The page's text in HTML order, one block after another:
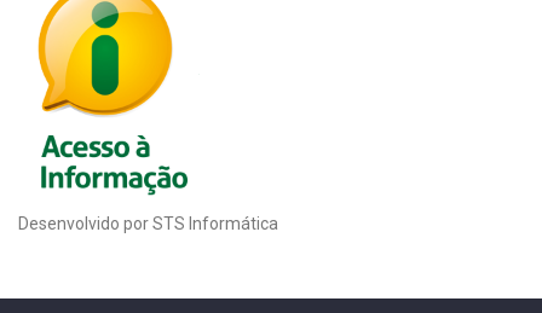
Desenvolvido por STS Informática